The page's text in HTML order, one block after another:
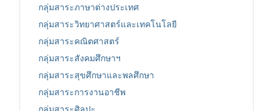
กลุ่มสาระภาษาต่างประเทศ
กลุ่มสาระวิทยาศาสตร์และเทคโนโลยี
กลุ่มสาระคณิตศาสตร์
กลุ่มสาระสังคมศึกษาฯ
กลุ่มสาระสุขศึกษาและพลศึกษา
กลุ่มสาระการงานอาชีพ
กลุ่มสาระศิลปะ